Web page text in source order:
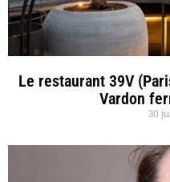
Le restaurant 39V
Vardon
30